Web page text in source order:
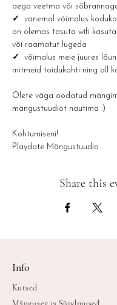
aega veetma või
✓ vanemal võimalus
on olemas tasuta wifi
või raamatut lugeda
✓ võimalus meie juures
mitmeid toidukohti ning all
Olete väga oodatud
mängustuudiot nautima :)
Kohtumiseni!
Playdate Mängustuudio
Share this
Info
Kutsed